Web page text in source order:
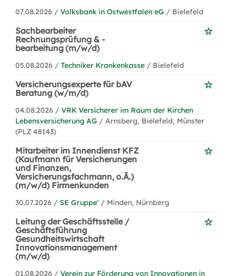
07.08.2026 / Volksbank in Ostwestfalen eG / Bielefeld
Sachbearbeiter
Rechnungsprüfung & -
bearbeitung (m/w/d)
05.08.2026 / Techniker Krankenkasse / Bielefeld
Versicherungsexperte für bAV
Beratung (w/m/d)
04.08.2026 / VRK Versicherer im Raum der Kirchen
Lebensversicherung AG / Arnsberg, Bielefeld, Münster
(PLZ 48143)
Mitarbeiter im Innendienst KFZ
(Kaufmann für Versicherungen
und Finanzen,
Versicherungsfachmann, o.Ä.)
(m/w/d) Firmenkunden
30.07.2026 / SE Gruppe' / Minden, Nürnberg
Leitung der Geschäftsstelle /
Geschäftsführung
Gesundheitswirtschaft
Innovationsmanagement
(m/w/d)
01.08.2026 / Verein zur Förderung von Innovationen in